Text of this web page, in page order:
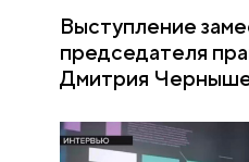
Выступление
председателя
Дмитрия
будущего»